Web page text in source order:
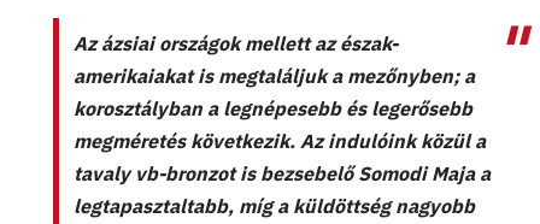
Az ázsiai országok mellett az észak-
amerikaiakat is megtaláljuk a mezőnyben; a
korosztályban a legnépesebb és legerősebb
megméretés következik. Az indulóink közül a
tavaly vb-bronzot is bezsebelő Somodi Maja a
legtapasztaltabb, míg a küldöttség nagyobb